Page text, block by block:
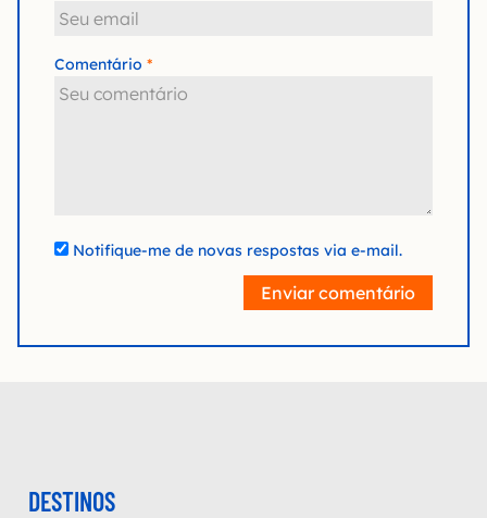
Comentário
Notifique-me de novas respostas via e-mail.
Enviar comentário
DESTINOS